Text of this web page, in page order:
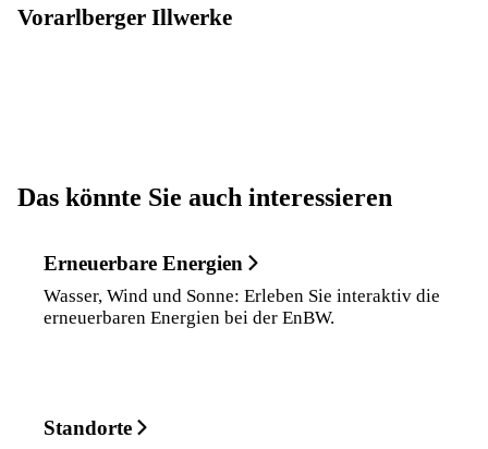
Vorarlberger Illwerke
Das könnte Sie auch interessieren
Erneuerbare Energien
Wasser, Wind und Sonne: Erleben Sie interaktiv die
erneuerbaren Energien bei der EnBW.
Standorte